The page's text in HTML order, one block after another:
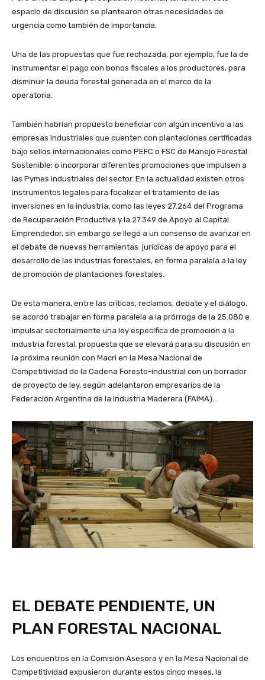
espacio de discusión se plantearon otras necesidades de
urgencia como también de importancia.
Una de las propuestas que fue rechazada, por ejemplo, fue la de
instrumentar el pago con bonos fiscales a los productores, para
disminuir la deuda forestal generada en el marco de la
operatoria.
También habrían propuesto beneficiar con algún incentivo a las
empresas industriales que cuenten con plantaciones certificadas
bajo sellos internacionales como PEFC o FSC de Manejo Forestal
Sostenible; o incorporar diferentes promociones que impulsen a
las Pymes industriales del sector. En la actualidad existen otros
instrumentos legales para focalizar el tratamiento de las
inversiones en la industria, como las leyes 27.264 del Programa
de Recuperación Productiva y la 27.349 de Apoyo al Capital
Emprendedor, sin embargo se llegó a un consenso de avanzar en
el debate de nuevas herramientas jurídicas de apoyo para el
desarrollo de las industrias forestales, en forma paralela a la ley
de promoción de plantaciones forestales.
De esta manera, entre las críticas, reclamos, debate y el diálogo,
se acordó trabajar en forma paralela a la prórroga de la 25.080 e
impulsar sectorialmente una ley específica de promoción a la
industria forestal, propuesta que se elevará para su discusión en
la próxima reunión con Macri en la Mesa Nacional de
Competitividad de la Cadena Foresto-industrial con un borrador
de proyecto de ley, según adelantaron empresarios de la
Federación Argentina de la Industria Maderera (FAIMA).
EL DEBATE PENDIENTE, UN
PLAN FORESTAL NACIONAL
Los encuentros en la Comisión Asesora y en la Mesa Nacional de
Competitividad expusieron durante estos cinco meses, la